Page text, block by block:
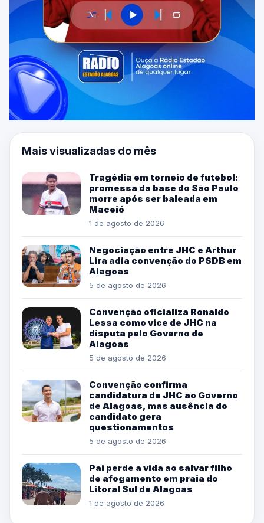
Mais visualizadas do mês
Tragédia em torneio de futebol:
promessa da base do São Paulo
morre após ser baleada em
Maceió
1 de agosto de 2026
Negociação entre JHC e Arthur
Lira adia convenção do PSDB em
Alagoas
5 de agosto de 2026
Convenção oficializa Ronaldo
Lessa como vice de JHC na
disputa pelo Governo de
Alagoas
5 de agosto de 2026
Convenção confirma
candidatura de JHC ao Governo
de Alagoas, mas ausência do
candidato gera
questionamentos
5 de agosto de 2026
Pai perde a vida ao salvar filho
de afogamento em praia do
Litoral Sul de Alagoas
1 de agosto de 2026